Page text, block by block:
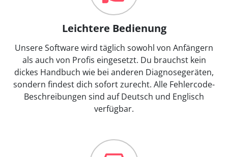
Leichtere Bedienung
Unsere Software wird täglich sowohl von Anfängern
als auch von Profis eingesetzt. Du brauchst kein
dickes Handbuch wie bei anderen Diagnosegeräten,
sondern findest dich sofort zurecht. Alle Fehlercode-
Beschreibungen sind auf Deutsch und Englisch
verfügbar.